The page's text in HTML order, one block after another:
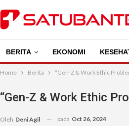
BERITA EKONOMI
Home Berita “Gen-Z & Work Ethic
“Gen-Z & Work Ethic
Oleh Deni Agil pada Oct 26, 2024